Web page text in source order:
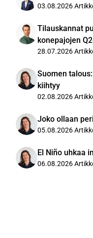
03.08.2026
Tilauskannat
konepajojen
28.07.2026
Suomen
kiihtyy
02.08.2026
Joko ollaan
05.08.2026
El Niño uhkaa
06.08.2026